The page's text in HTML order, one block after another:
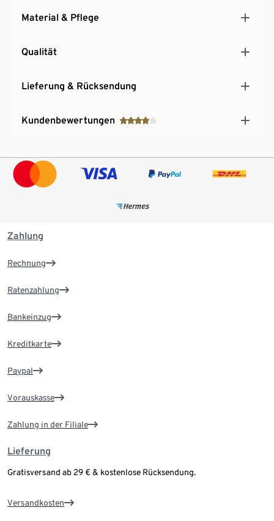
Material & Pflege
Qualität
Lieferung & Rücksendung
Kundenbewertungen
Zahlung
Rechnung
Ratenzahlung
Bankeinzug
Kreditkarte
Paypal
Vorauskasse
Zahlung in der Filiale
Lieferung
Gratisversand ab 29 € & kostenlose Rücksendung.
Versandkosten